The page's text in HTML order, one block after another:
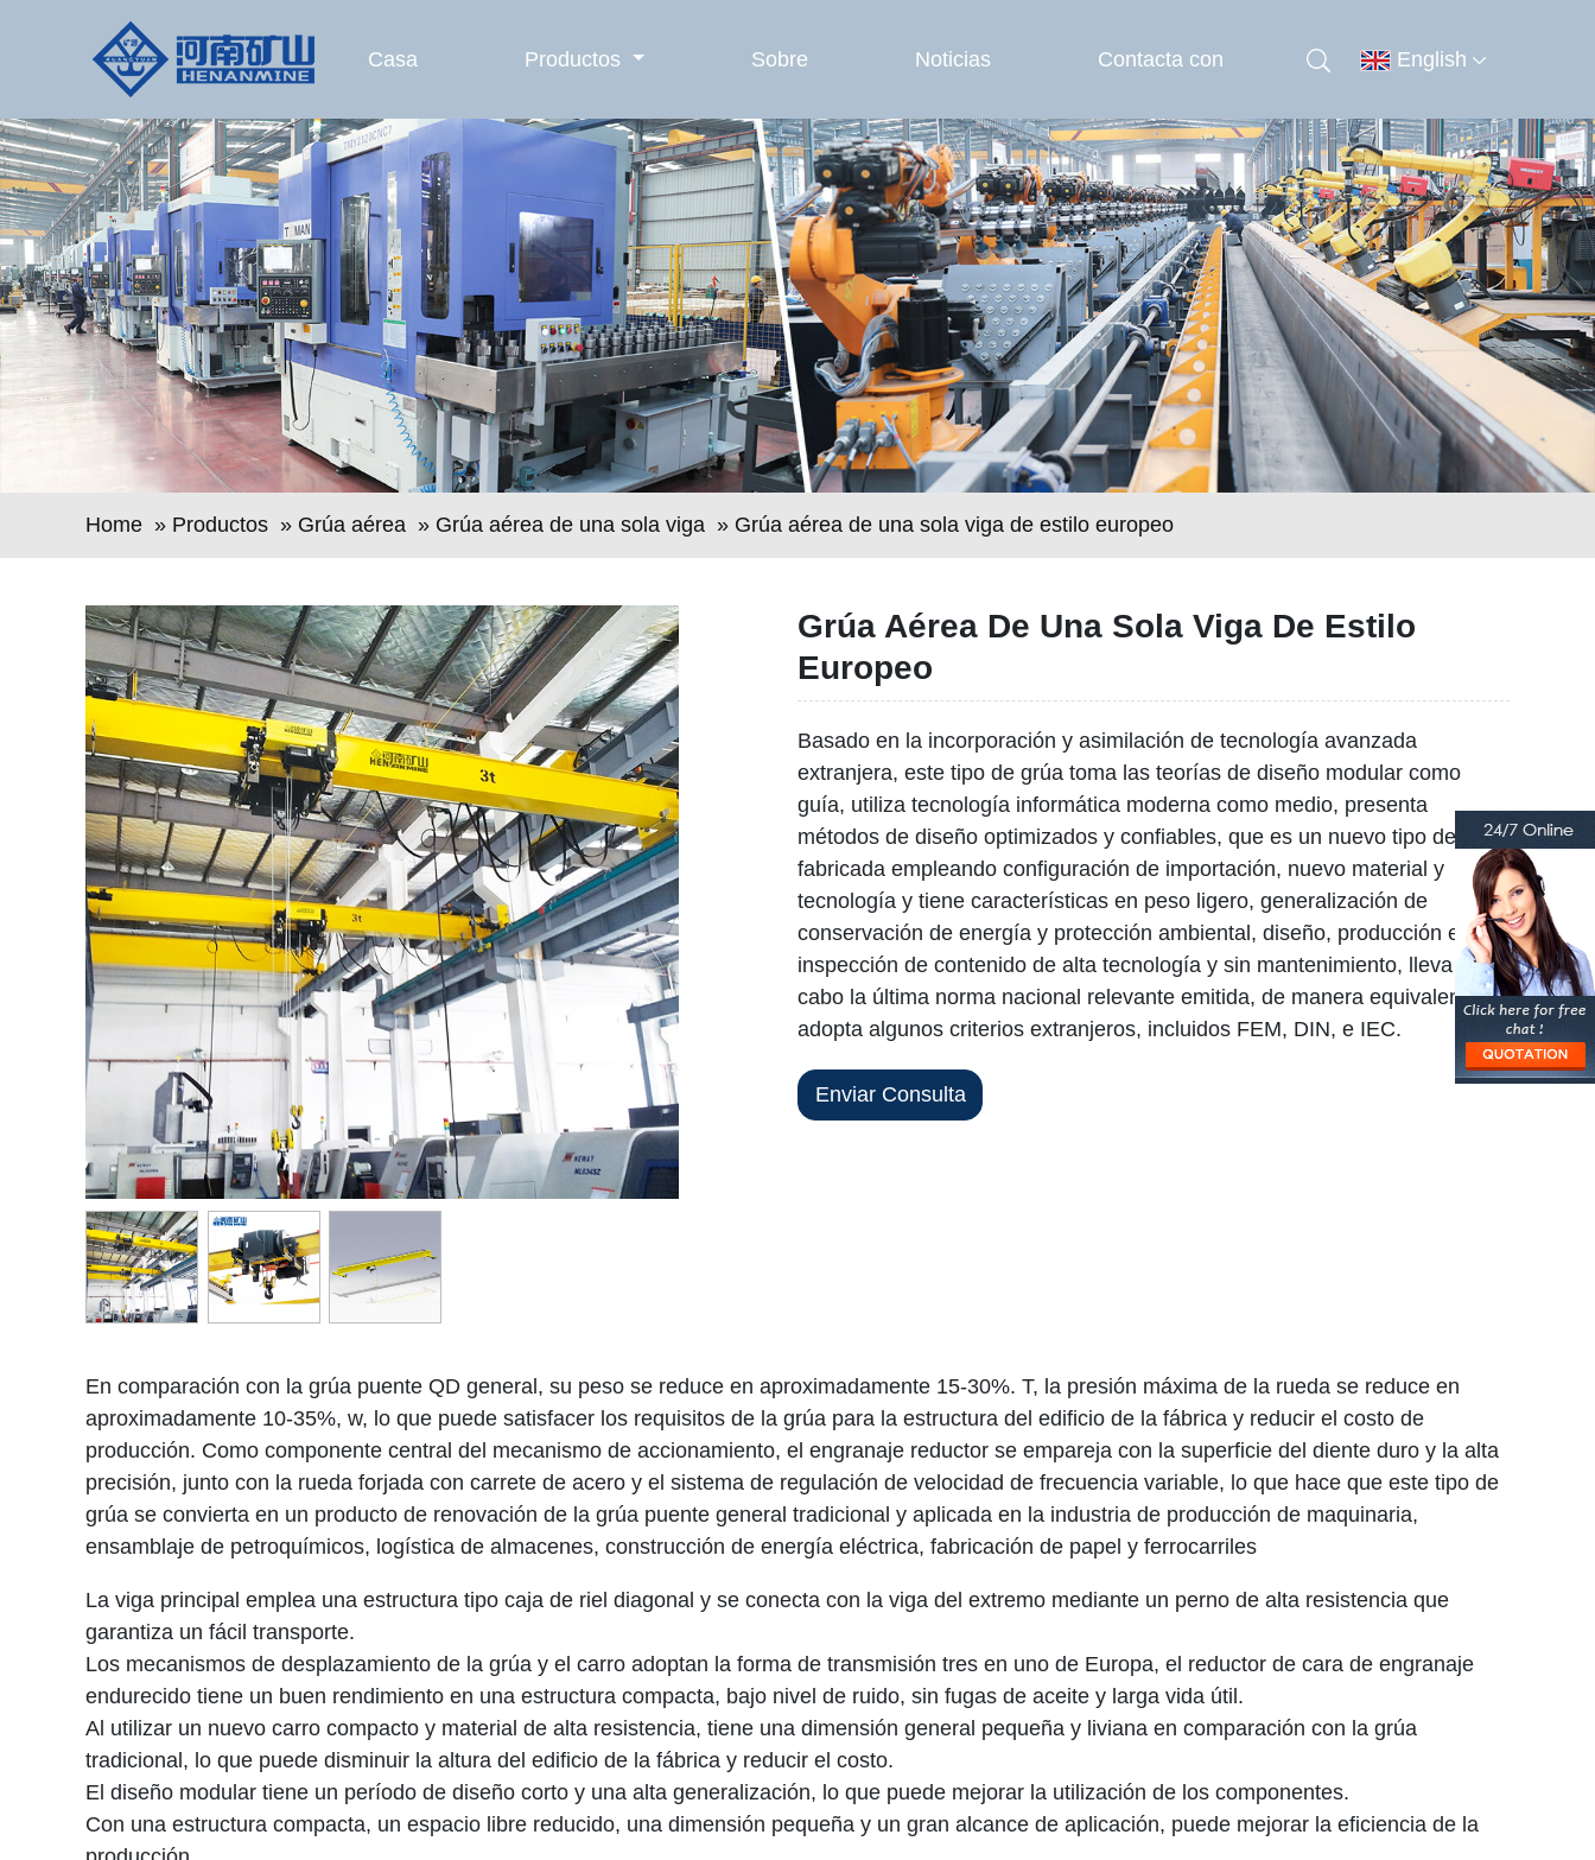
Casa Productos Sobre Noticias Contacta con English
Home » Productos » Grúa aérea » Grúa aérea de una sola viga » Grúa aérea de una sola viga de estilo europeo
Grúa Aérea De Una Sola Viga De Estilo
Europeo
Basado en la incorporación y asimilación de tecnología avanzada
extranjera, este tipo de grúa toma las teorías de diseño modular como
guía, utiliza tecnología informática moderna como medio, presenta
métodos de diseño optimizados y confiables, que es un nuevo tipo de grúa
fabricada empleando configuración de importación, nuevo material y
tecnología y tiene características en peso ligero, generalización de
conservación de energía y protección ambiental, diseño, producción e
inspección de contenido de alta tecnología y sin mantenimiento, lleva a
cabo la última norma nacional relevante emitida, de manera equivalente
adopta algunos criterios extranjeros, incluidos FEM, DIN, e IEC.
Enviar Consulta
En comparación con la grúa puente QD general, su peso se reduce en aproximadamente 15-30%. T, la presión máxima de la rueda se reduce en
aproximadamente 10-35%, w, lo que puede satisfacer los requisitos de la grúa para la estructura del edificio de la fábrica y reducir el costo de
producción. Como componente central del mecanismo de accionamiento, el engranaje reductor se empareja con la superficie del diente duro y la alta
precisión, junto con la rueda forjada con carrete de acero y el sistema de regulación de velocidad de frecuencia variable, lo que hace que este tipo de
grúa se convierta en un producto de renovación de la grúa puente general tradicional y aplicada en la industria de producción de maquinaria,
ensamblaje de petroquímicos, logística de almacenes, construcción de energía eléctrica, fabricación de papel y ferrocarriles
La viga principal emplea una estructura tipo caja de riel diagonal y se conecta con la viga del extremo mediante un perno de alta resistencia que
garantiza un fácil transporte.
Los mecanismos de desplazamiento de la grúa y el carro adoptan la forma de transmisión tres en uno de Europa, el reductor de cara de engranaje
endurecido tiene un buen rendimiento en una estructura compacta, bajo nivel de ruido, sin fugas de aceite y larga vida útil.
Al utilizar un nuevo carro compacto y material de alta resistencia, tiene una dimensión general pequeña y liviana en comparación con la grúa
tradicional, lo que puede disminuir la altura del edificio de la fábrica y reducir el costo.
El diseño modular tiene un período de diseño corto y una alta generalización, lo que puede mejorar la utilización de los componentes.
Con una estructura compacta, un espacio libre reducido, una dimensión pequeña y un gran alcance de aplicación, puede mejorar la eficiencia de la